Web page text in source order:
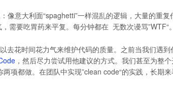
意大利面“spaghetti”一样混乱的逻辑，大量的重复
要吃胃药来平复。每分钟都在  无数次谩骂”WTF“。
去花时间花力气来维护代码的质量。之前当我们遇到
，然后尽力尝试用他建议的方式。我们甚至为整
项都做。在团队中实现”clean code“的实践，长期